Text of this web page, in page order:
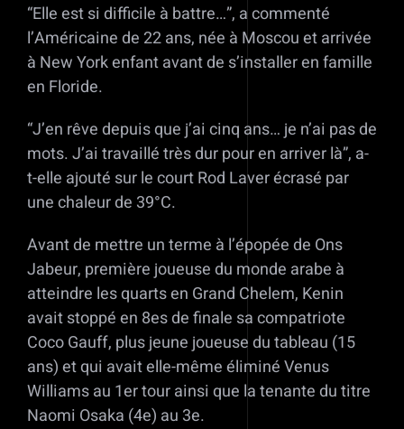
“Elle est si difficile à battre…”, a commenté
l’Américaine de 22 ans, née à Moscou et arrivée
à New York enfant avant de s’installer en famille
en Floride.
“J’en rêve depuis que j’ai cinq ans… je n’ai pas de
mots. J’ai travaillé très dur pour en arriver là”, a-
t-elle ajouté sur le court Rod Laver écrasé par
une chaleur de 39°C.
Avant de mettre un terme à l’épopée de Ons
Jabeur, première joueuse du monde arabe à
atteindre les quarts en Grand Chelem, Kenin
avait stoppé en 8es de finale sa compatriote
Coco Gauff, plus jeune joueuse du tableau (15
ans) et qui avait elle-même éliminé Venus
Williams au 1er tour ainsi que la tenante du titre
Naomi Osaka (4e) au 3e.